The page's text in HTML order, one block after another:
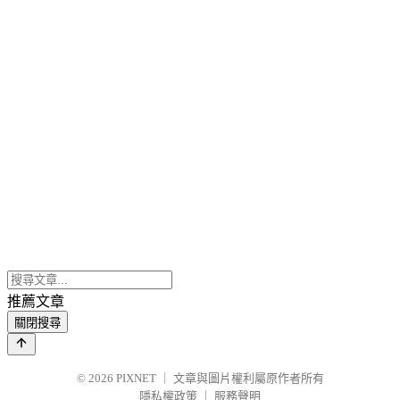
推薦文章
關閉搜尋
© 2026 PIXNET
文章與圖片權利屬原作者所有
隱私權政策
服務聲明